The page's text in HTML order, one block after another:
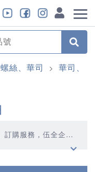
絲、華司 > 華司、
訂購服務，伍全企業
、合理價格、多元產